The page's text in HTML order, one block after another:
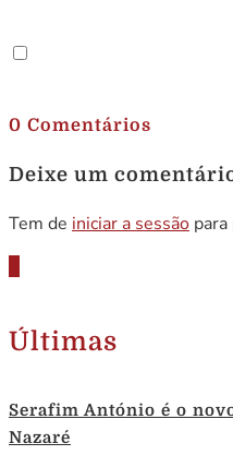
0 Comentários
Deixe um
Tem de iniciar a sessão
Últimas
Serafim António é o
Nazaré